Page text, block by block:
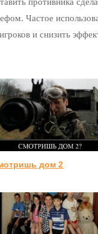
Частое
и снизить
дом 2